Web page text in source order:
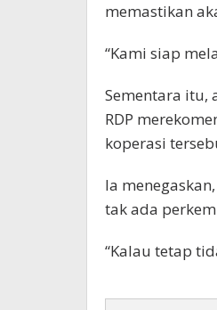
memastikan
“Kami siap
Sementara itu,
RDP
koperasi
Ia
tak ada
“Kalau tetap